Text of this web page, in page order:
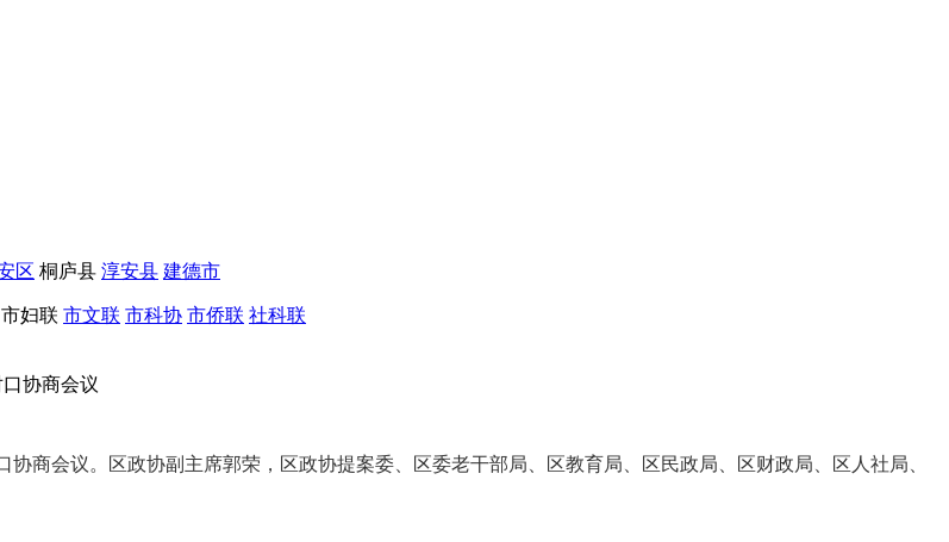
区 桐庐县 淳安县 建德市
市妇联 市文联 市科协 市侨联 社科联
协商会议
商会议。区政协副主席郭荣，区政协提案委、区委老干部局、区教育局、区民政局、区财政局、区人社局、